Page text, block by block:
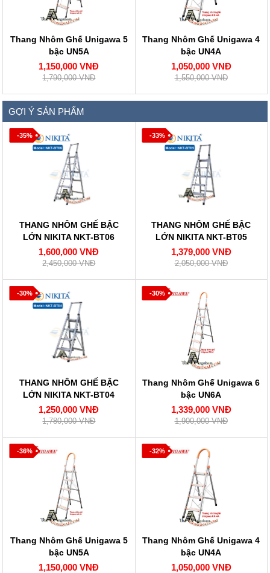
Thang Nhôm Ghế Unigawa 5
bậc UN5A
1,150,000 VNĐ
1,790,000 VNĐ
Thang Nhôm Ghế Unigawa 4
bậc UN4A
1,050,000 VNĐ
1,550,000 VNĐ
GỢI Ý SẢN PHẨM
-35%
THANG NHÔM GHẾ BẬC
LỚN NIKITA NKT-BT06
1,600,000 VNĐ
2,450,000 VNĐ
-33%
THANG NHÔM GHẾ BẬC
LỚN NIKITA NKT-BT05
1,379,000 VNĐ
2,050,000 VNĐ
-30%
THANG NHÔM GHẾ BẬC
LỚN NIKITA NKT-BT04
1,250,000 VNĐ
1,780,000 VNĐ
-30%
Thang Nhôm Ghế Unigawa 6
bậc UN6A
1,339,000 VNĐ
1,900,000 VNĐ
-36%
Thang Nhôm Ghế Unigawa 5
bậc UN5A
1,150,000 VNĐ
-32%
Thang Nhôm Ghế Unigawa 4
bậc UN4A
1,050,000 VNĐ